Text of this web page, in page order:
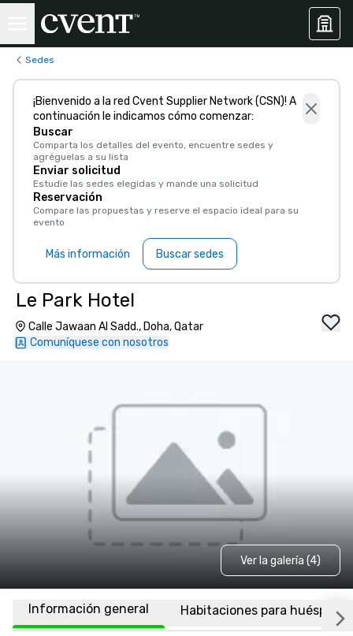
Sedes
¡Bienvenido a la red Cvent Supplier Network (CSN)! A
continuación le indicamos cómo comenzar:
Buscar
Comparta los detalles del evento, encuentre sedes y
agréguelas a su lista
Enviar solicitud
Estudie las sedes elegidas y mande una solicitud
Reservación
Compare las propuestas y reserve el espacio ideal para su
evento
Más información Buscar sedes
Le Park Hotel
Calle Jawaan Al Sadd., Doha, Qatar
Comuníquese con nosotros
Ver la galería (4)
Información general Habitaciones para